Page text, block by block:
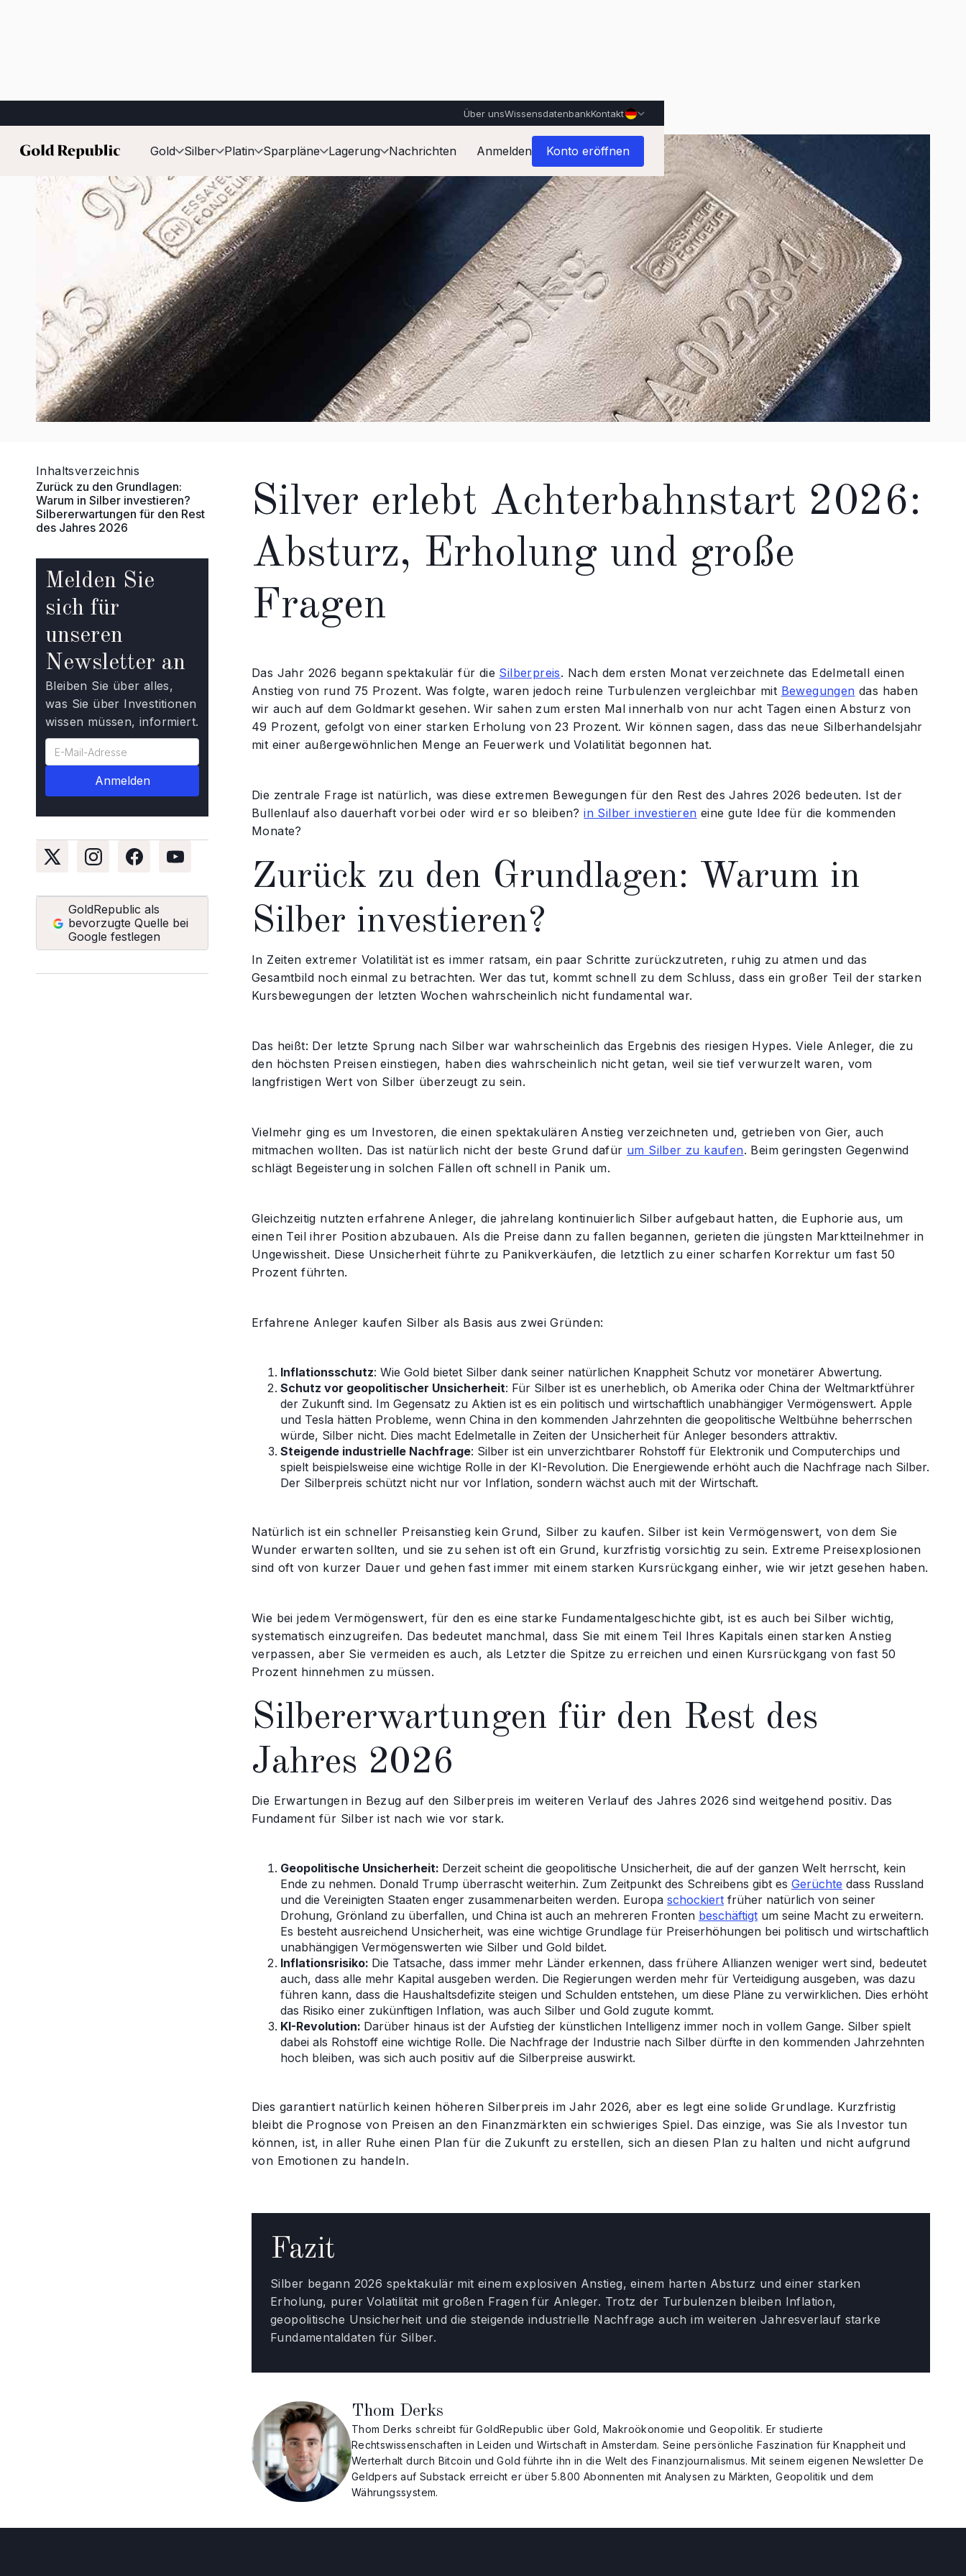
Über unsWissensdatenbankKontakt
Gold Silber Platin Sparpläne Lagerung Nachrichten Anmelden Konto eröffnen
Veröffentlicht am:13. Februar 2026
Inhaltsverzeichnis
Zurück zu den Grundlagen:
Warum in Silber investieren?
Silbererwartungen für den Rest
des Jahres 2026
Melden Sie
sich für
unseren
Newsletter an
Bleiben Sie über alles,
was Sie über Investitionen
wissen müssen, informiert.
GoldRepublic als
bevorzugte Quelle bei
Google festlegen
Silver erlebt Achterbahnstart 2026:
Absturz, Erholung und große
Fragen
Das Jahr 2026 begann spektakulär für die Silberpreis. Nach dem ersten Monat verzeichnete das Edelmetall einen
Anstieg von rund 75 Prozent. Was folgte, waren jedoch reine Turbulenzen vergleichbar mit Bewegungen das haben
wir auch auf dem Goldmarkt gesehen. Wir sahen zum ersten Mal innerhalb von nur acht Tagen einen Absturz von
49 Prozent, gefolgt von einer starken Erholung von 23 Prozent. Wir können sagen, dass das neue Silberhandelsjahr
mit einer außergewöhnlichen Menge an Feuerwerk und Volatilität begonnen hat.
Die zentrale Frage ist natürlich, was diese extremen Bewegungen für den Rest des Jahres 2026 bedeuten. Ist der
Bullenlauf also dauerhaft vorbei oder wird er so bleiben?in Silber investieren eine gute Idee für die kommenden
Monate?
Zurück zu den Grundlagen: Warum in
Silber investieren?
In Zeiten extremer Volatilität ist es immer ratsam, ein paar Schritte zurückzutreten, ruhig zu atmen und das
Gesamtbild noch einmal zu betrachten. Wer das tut, kommt schnell zu dem Schluss, dass ein großer Teil der starken
Kursbewegungen der letzten Wochen wahrscheinlich nicht fundamental war.
Das heißt: Der letzte Sprung nach Silber war wahrscheinlich das Ergebnis des riesigen Hypes. Viele Anleger, die zu
den höchsten Preisen einstiegen, haben dies wahrscheinlich nicht getan, weil sie tief verwurzelt waren, vom
langfristigen Wert von Silber überzeugt zu sein.
Vielmehr ging es um Investoren, die einen spektakulären Anstieg verzeichneten und, getrieben von Gier, auch
mitmachen wollten. Das ist natürlich nicht der beste Grund dafür um Silber zu kaufen. Beim geringsten Gegenwind
schlägt Begeisterung in solchen Fällen oft schnell in Panik um.
Gleichzeitig nutzten erfahrene Anleger, die jahrelang kontinuierlich Silber aufgebaut hatten, die Euphorie aus, um
einen Teil ihrer Position abzubauen. Als die Preise dann zu fallen begannen, gerieten die jüngsten Marktteilnehmer in
Ungewissheit. Diese Unsicherheit führte zu Panikverkäufen, die letztlich zu einer scharfen Korrektur um fast 50
Prozent führten.
Erfahrene Anleger kaufen Silber als Basis aus zwei Gründen:
Inflationsschutz: Wie Gold bietet Silber dank seiner natürlichen Knappheit Schutz vor monetärer Abwertung.
Schutz vor geopolitischer Unsicherheit: Für Silber ist es unerheblich, ob Amerika oder China der Weltmarktführer
der Zukunft sind. Im Gegensatz zu Aktien ist es ein politisch und wirtschaftlich unabhängiger Vermögenswert. Apple
und Tesla hätten Probleme, wenn China in den kommenden Jahrzehnten die geopolitische Weltbühne beherrschen
würde, Silber nicht. Dies macht Edelmetalle in Zeiten der Unsicherheit für Anleger besonders attraktiv.
Steigende industrielle Nachfrage: Silber ist ein unverzichtbarer Rohstoff für Elektronik und Computerchips und
spielt beispielsweise eine wichtige Rolle in der KI-Revolution. Die Energiewende erhöht auch die Nachfrage nach Silber.
Der Silberpreis schützt nicht nur vor Inflation, sondern wächst auch mit der Wirtschaft.
Natürlich ist ein schneller Preisanstieg kein Grund, Silber zu kaufen. Silber ist kein Vermögenswert, von dem Sie
Wunder erwarten sollten, und sie zu sehen ist oft ein Grund, kurzfristig vorsichtig zu sein. Extreme Preisexplosionen
sind oft von kurzer Dauer und gehen fast immer mit einem starken Kursrückgang einher, wie wir jetzt gesehen haben.
Wie bei jedem Vermögenswert, für den es eine starke Fundamentalgeschichte gibt, ist es auch bei Silber wichtig,
systematisch einzugreifen. Das bedeutet manchmal, dass Sie mit einem Teil Ihres Kapitals einen starken Anstieg
verpassen, aber Sie vermeiden es auch, als Letzter die Spitze zu erreichen und einen Kursrückgang von fast 50
Prozent hinnehmen zu müssen.
Silbererwartungen für den Rest des
Jahres 2026
Die Erwartungen in Bezug auf den Silberpreis im weiteren Verlauf des Jahres 2026 sind weitgehend positiv. Das
Fundament für Silber ist nach wie vor stark.
Geopolitische Unsicherheit: Derzeit scheint die geopolitische Unsicherheit, die auf der ganzen Welt herrscht, kein
Ende zu nehmen. Donald Trump überrascht weiterhin. Zum Zeitpunkt des Schreibens gibt es Gerüchte dass Russland
und die Vereinigten Staaten enger zusammenarbeiten werden. Europa schockiert früher natürlich von seiner
Drohung, Grönland zu überfallen, und China ist auch an mehreren Fronten beschäftigt um seine Macht zu erweitern.
Es besteht ausreichend Unsicherheit, was eine wichtige Grundlage für Preiserhöhungen bei politisch und wirtschaftlich
unabhängigen Vermögenswerten wie Silber und Gold bildet.
Inflationsrisiko: Die Tatsache, dass immer mehr Länder erkennen, dass frühere Allianzen weniger wert sind, bedeutet
auch, dass alle mehr Kapital ausgeben werden. Die Regierungen werden mehr für Verteidigung ausgeben, was dazu
führen kann, dass die Haushaltsdefizite steigen und Schulden entstehen, um diese Pläne zu verwirklichen. Dies erhöht
das Risiko einer zukünftigen Inflation, was auch Silber und Gold zugute kommt.
KI-Revolution: Darüber hinaus ist der Aufstieg der künstlichen Intelligenz immer noch in vollem Gange. Silber spielt
dabei als Rohstoff eine wichtige Rolle. Die Nachfrage der Industrie nach Silber dürfte in den kommenden Jahrzehnten
hoch bleiben, was sich auch positiv auf die Silberpreise auswirkt.
Dies garantiert natürlich keinen höheren Silberpreis im Jahr 2026, aber es legt eine solide Grundlage. Kurzfristig
bleibt die Prognose von Preisen an den Finanzmärkten ein schwieriges Spiel. Das einzige, was Sie als Investor tun
können, ist, in aller Ruhe einen Plan für die Zukunft zu erstellen, sich an diesen Plan zu halten und nicht aufgrund
von Emotionen zu handeln.
Fazit
Silber begann 2026 spektakulär mit einem explosiven Anstieg, einem harten Absturz und einer starken
Erholung, purer Volatilität mit großen Fragen für Anleger. Trotz der Turbulenzen bleiben Inflation,
geopolitische Unsicherheit und die steigende industrielle Nachfrage auch im weiteren Jahresverlauf starke
Fundamentaldaten für Silber.
Thom Derks
Thom Derks schreibt für GoldRepublic über Gold, Makroökonomie und Geopolitik. Er studierte
Rechtswissenschaften in Leiden und Wirtschaft in Amsterdam. Seine persönliche Faszination für Knappheit und
Werterhalt durch Bitcoin und Gold führte ihn in die Welt des Finanzjournalismus. Mit seinem eigenen Newsletter De
Geldpers auf Substack erreicht er über 5.800 Abonnenten mit Analysen zu Märkten, Geopolitik und dem
Währungssystem.